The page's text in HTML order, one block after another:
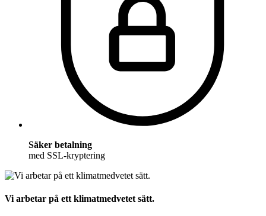
Säker betalning
med SSL-kryptering
Vi arbetar på ett klimatmedvetet sätt.